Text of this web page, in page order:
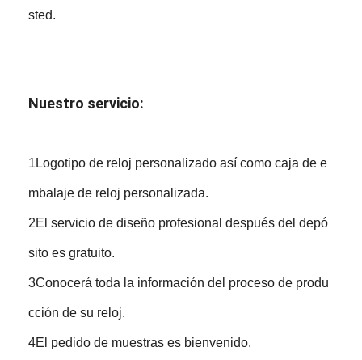
sted.
Nuestro servicio:
1Logotipo de reloj personalizado así como caja de e
mbalaje de reloj personalizada.
2El servicio de diseño profesional después del depó
sito es gratuito.
3Conocerá toda la información del proceso de produ
cción de su reloj.
4El pedido de muestras es bienvenido.